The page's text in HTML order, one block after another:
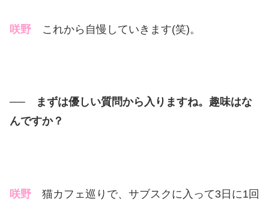
咲野 これから自慢していきます(笑)。
── まずは優しい質問から入りますね。趣味はな
んですか？
咲野 猫カフェ巡りで、サブスクに入って3日に1回